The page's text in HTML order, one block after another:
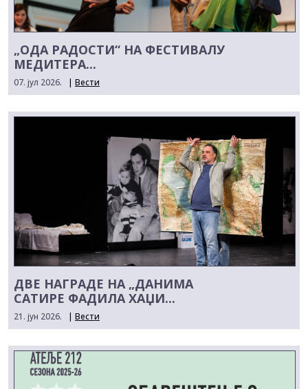
„ОДА РАДОСТИ“ НА ФЕСТИВАЛУ
МЕДИТЕРА...
07. јул 2026. | Вести
ДВЕ НАГРАДЕ НА „ДАНИМА
САТИРЕ ФАДИЛА ХАЏИ...
21. јун 2026. | Вести